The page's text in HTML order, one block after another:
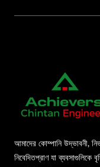
আমাদের কোম্পানি উদ্ভাবনী,
নিবেদিতপ্রাণ যা ব্যবসাগুলিকে